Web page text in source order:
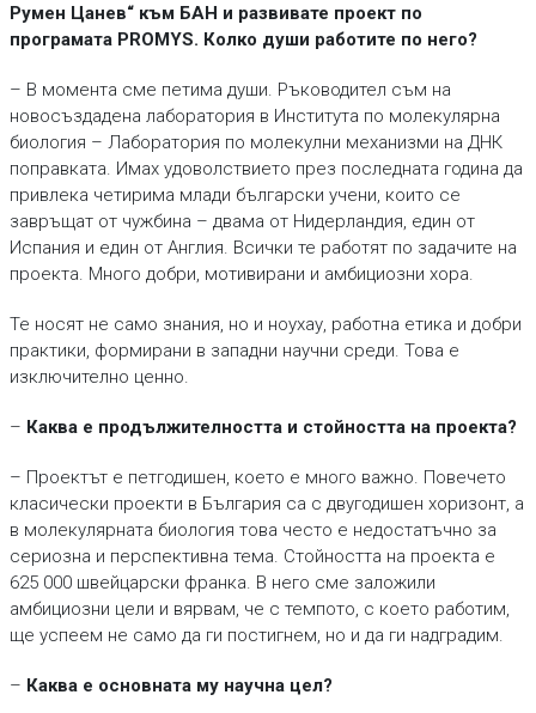
Румен Цанев“ към БАН и развивате проект по
програмата PROMYS. Колко души работите по него?
– В момента сме петима души. Ръководител съм на
новосъздадена лаборатория в Института по молекулярна
биология – Лаборатория по молекулни механизми на ДНК
поправката. Имах удоволствието през последната година да
привлека четирима млади български учени, които се
завръщат от чужбина – двама от Нидерландия, един от
Испания и един от Англия. Всички те работят по задачите на
проекта. Много добри, мотивирани и амбициозни хора.
Те носят не само знания, но и ноухау, работна етика и добри
практики, формирани в западни научни среди. Това е
изключително ценно.
– Каква е продължителността и стойността на проекта?
– Проектът е петгодишен, което е много важно. Повечето
класически проекти в България са с двугодишен хоризонт, а
в молекулярната биология това често е недостатъчно за
сериозна и перспективна тема. Стойността на проекта е
625 000 швейцарски франка. В него сме заложили
амбициозни цели и вярвам, че с темпото, с което работим,
ще успеем не само да ги постигнем, но и да ги надградим.
– Каква е основната му научна цел?